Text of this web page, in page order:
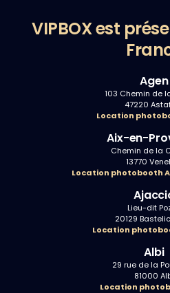
VIPBOX est
Agen
103 Chemin de
47220
Location
Aix-en-
Chemin de la
13770
Location photobooth
Lieu-dit
20129
Location
Albi
29 rue de la
81000
Location